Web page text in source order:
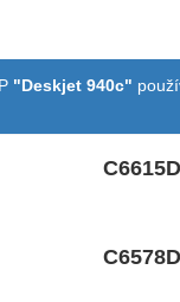
"Deskjet 940c"